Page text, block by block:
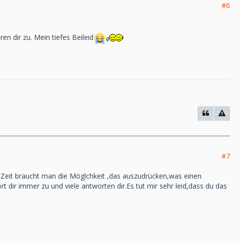
#6
dir zu. Mein tiefes Beileid
#7
braucht man die Möglchkeit ,das auszudrücken,was einen
dir immer zu und viele antworten dir.Es tut mir sehr leid,dass du das